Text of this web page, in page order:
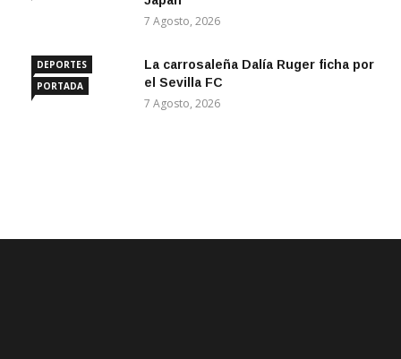
7 Agosto, 2026
DEPORTES
PORTADA
La carrosaleña Dalía Ruger ficha por
el Sevilla FC
7 Agosto, 2026